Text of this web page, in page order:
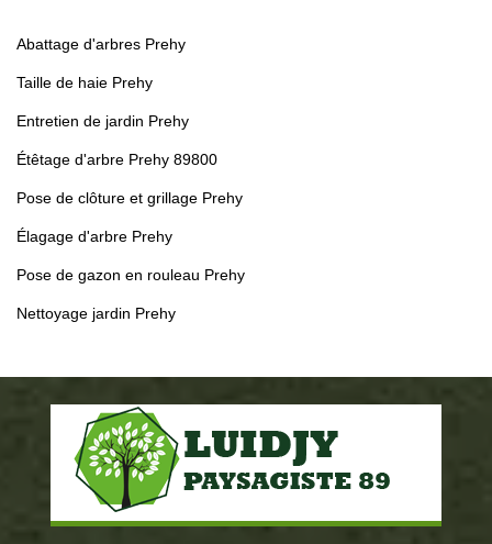
Abattage d'arbres Prehy
Taille de haie Prehy
Entretien de jardin Prehy
Étêtage d'arbre Prehy 89800
Pose de clôture et grillage Prehy
Élagage d'arbre Prehy
Pose de gazon en rouleau Prehy
Nettoyage jardin Prehy